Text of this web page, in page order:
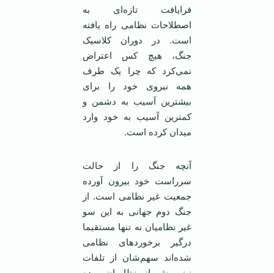
فرایافت تازه‌ای به
اصطلاحات نظامی ‌راه یافته
است. در دوران کلاسیک
جنگ، هیچ کس اعتراض
نمی‌کرد که چرا یک طرف
همه نیروی خود را برای
بیشترین آسیب به دشمن و
کمترین آسیب به خود وارد
میدان کرده است.
آنچه جنگ را از حالت
سرراست خود بیرون آورده
جمعیت غیر نظامی ‌است. از
جنگ دوم جهانی به این سو
غیر نظامیان نه تنها مستقیما
درگیر برخورد‌های نظامی
‌شده‌اند سهم‌شان از تلفات